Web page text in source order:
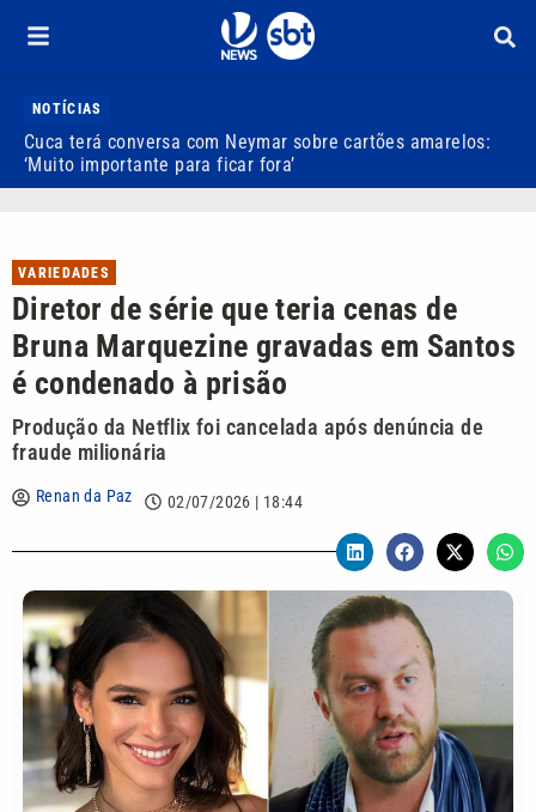
NOTÍCIAS
Cuca terá conversa com Neymar sobre cartões amarelos:
‘Muito importante para ficar fora’
VARIEDADES
Diretor de série que teria cenas de
Bruna Marquezine gravadas em Santos
é condenado à prisão
Produção da Netflix foi cancelada após denúncia de
fraude milionária
Renan da Paz 02/07/2026 | 18:44